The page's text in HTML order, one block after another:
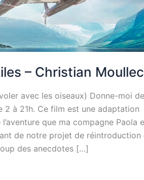
– Christian Moullec
avec les oiseaux) Donne-moi
2 à 21h. Ce film est une adaptation
que ma compagne Paola
de notre projet de réintroduction
des anecdotes […]